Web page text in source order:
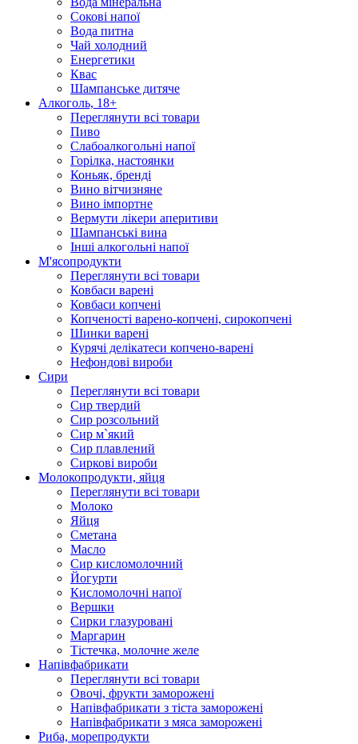
Сокові напої
Вода питна
Чай холодний
Енергетики
Квас
Шампанське дитяче
Алкоголь, 18+
Переглянути всі товари
Пиво
Слабоалкогольні напої
Горілка, настоянки
Коньяк, бренді
Вино вітчизняне
Вино імпортне
Вермути лікери аперитиви
Шампанські вина
Інші алкогольні напої
М'ясопродукти
Переглянути всі товари
Ковбаси варені
Ковбаси копчені
Копченості варено-копчені, сирокопчені
Шинки варені
Курячі делікатеси копчено-варені
Нефондові вироби
Сири
Переглянути всі товари
Сир твердий
Сир розсольний
Сир м`який
Сир плавлений
Сиркові вироби
Молокопродукти, яйця
Переглянути всі товари
Молоко
Яйця
Сметана
Масло
Сир кисломолочний
Йогурти
Кисломолочні напої
Вершки
Сирки глазуровані
Маргарин
Тістечка, молочне желе
Напівфабрикати
Переглянути всі товари
Овочі, фрукти заморожені
Напівфабрикати з тіста заморожені
Напівфабрикати з мяса заморожені
Риба, морепродукти